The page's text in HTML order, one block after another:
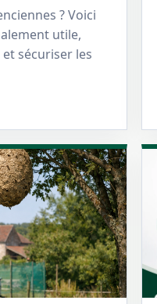
? Voici
utile,
sécuriser les